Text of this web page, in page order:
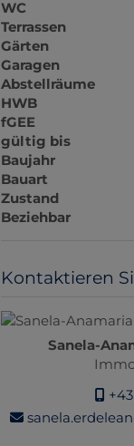
WC
Terrassen
Gärten
Garagen
Abstellräume
HWB
fGEE
gültig bis
Baujahr
Bauart
Zustand
Beziehbar
Kontaktieren
Sanela-